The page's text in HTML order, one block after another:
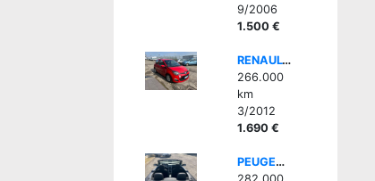
9/2006
1.500 €
RENAULT Twingo 1.5 dCi 75CV Wave - BELLA, GOMMATA BENE
266.000
km
3/2012
1.690 €
PEUGEOT 307 1.6 16V 3p. XSI Cabrio Capote Elettric, CLIMA AUTO